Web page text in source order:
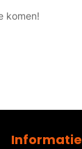
komen!
Informatie